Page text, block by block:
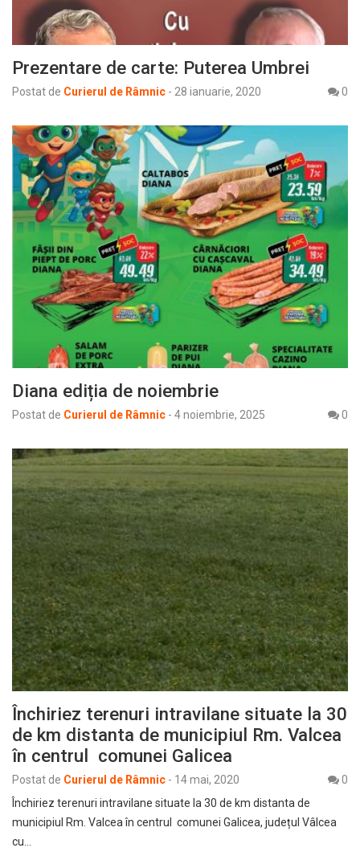
Prezentare de carte: Puterea Umbrei
Postat de Curierul de Râmnic - 28 ianuarie, 2020 0
Diana ediția de noiembrie
Postat de Curierul de Râmnic - 4 noiembrie, 2025 0
Închiriez terenuri intravilane situate la 30
de km distanta de municipiul Rm. Valcea
în centrul comunei Galicea
Postat de Curierul de Râmnic - 14 mai, 2020
0
Închiriez terenuri intravilane situate la 30 de km distanta de
municipiul Rm. Valcea în centrul comunei Galicea, județul Vâlcea
cu…